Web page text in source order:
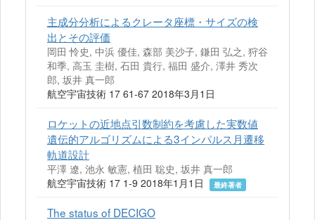
主成分分析によるクレータ座標・サイズの検
出とその評価
岡田 怜史, 中浜 優佳, 森部 美沙子, 鎌田 弘之, 狩谷
和季, 高玉 圭樹, 石田 貴行, 福田 盛介, 澤井 秀次
郎, 坂井 真一郎
航空宇宙技術 17 61-67 2018年3月1日
ロケットの近地点引数制約を考慮した実数値
遺伝的アルゴリズムによる3インパルス月遷移
軌道設計
平澤 遼, 池永 敏憲, 植田 聡史, 坂井 真一郎
航空宇宙技術 17 1-9 2018年1月1日
最終著者
The status of DECIGO